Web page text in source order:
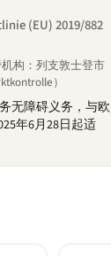
(EU) 2019/882
机构：列支敦士登市
）
无障碍义务，与欧
年6月28日起适